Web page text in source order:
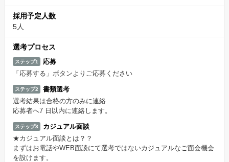
採用予定人数
5人
選考プロセス
ステップ1
応募
「応募する」ボタンよりご応募ください
ステップ2
書類選考
選考結果は合格の方のみに連絡
応募者へ7 日以内に連絡します。
ステップ3
カジュアル面談
★カジュアル面談とは？？
まずはお電話やWEB面談にて選考ではないカジュアルなご面会機会
を設けます。